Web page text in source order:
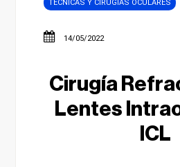
TÉCNICAS Y CIRUGÍAS OCULARES
14/05/2022
Cirugía
Lentes
ICL